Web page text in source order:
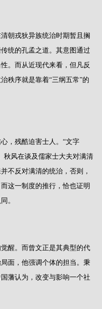
朝戎狄异族统治时期暂且搁
统的孔孟之道。其意图通过
。而从近现代来看，但凡反
秩序就是靠着“三纲五常”的
，残酷迫害士人。“文字
秋风在谈及儒家士大夫对满清
不反对满清的统治，否则，
这一制度的推行，恰也证明
。
醒。而曾文正是其典型的代
面，他强调个体的担当。秉
藩认为，改变与影响一个社